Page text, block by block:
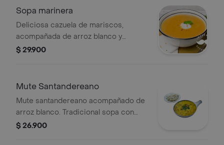
Sopa marinera
Deliciosa cazuela de mariscos,
acompañada de arroz blanco y
patacón.
$ 29.900
Mute Santandereano
Mute santandereano acompañado de
arroz blanco. Tradicional sopa con
ingredientes típicos de Santander.
$ 26.900